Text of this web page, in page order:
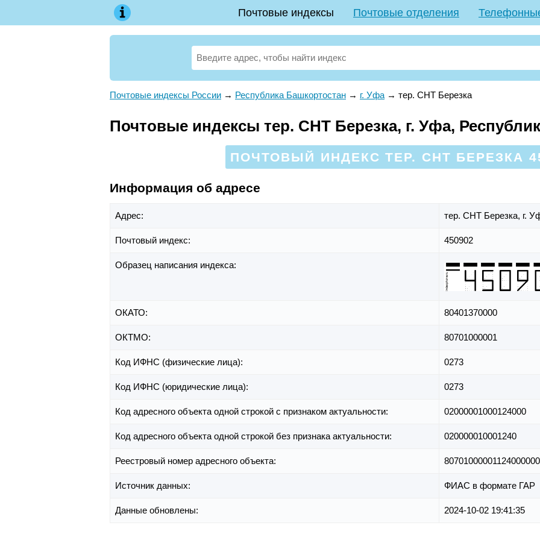
Почтовые индексы Почтовые отделения
Почтовые индексы России → Республика Башкортостан → г. Уфа → тер. СНТ Березка
Почтовые индексы тер. СНТ Березка, г. Уфа,
ПОЧТОВЫЙ ИНДЕКС ТЕР. СНТ БЕРЕЗКА
Информация об адресе
Адрес: тер. СНТ Березка, г.
Почтовый индекс: 450902
Образец написания индекса:
ОКАТО: 80401370000
ОКТМО: 80701000001
Код ИФНС (физические лица): 0273
Код ИФНС (юридические лица): 0273
Код адресного объекта одной строкой с признаком актуальности: 02000001000124000
Код адресного объекта одной строкой без признака актуальности: 020000010001240
Реестровый номер адресного объекта:
Источник данных: ФИАС в формате ГАР
Данные обновлены: 2024-10-02 19:41:35